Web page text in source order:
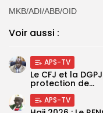
MKB/ADI/ABB/OID
Voir aussi :
APS-TV
Le CFJ et la
protection de...
APS-TV